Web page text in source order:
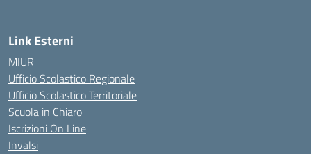
Link Esterni
MIUR
Ufficio Scolastico Regionale
Ufficio Scolastico Territoriale
Scuola in Chiaro
Iscrizioni On Line
Invalsi